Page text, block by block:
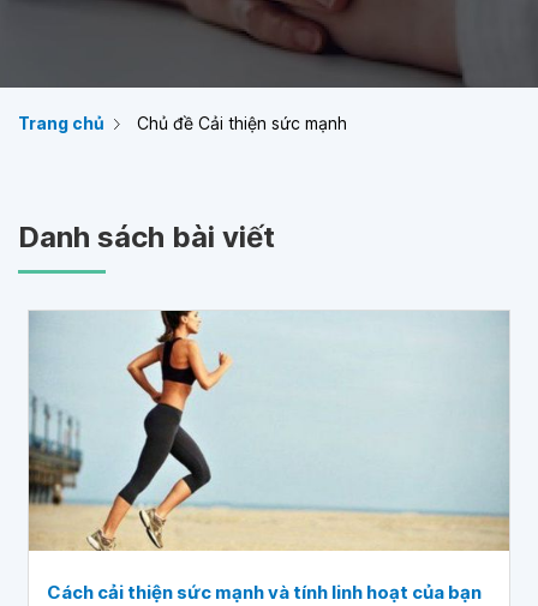
Trang chủ Chủ đề Cải thiện sức mạnh
Danh sách bài viết
Cách cải thiện sức mạnh và tính linh hoạt của bạn